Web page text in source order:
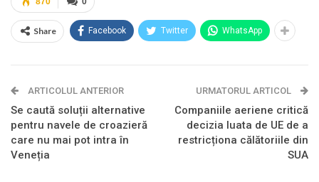
Share Facebook Twitter WhatsApp
ARTICOLUL ANTERIOR
Se caută soluții alternative
pentru navele de croazieră
care nu mai pot intra în
Veneția
URMATORUL ARTICOL
Companiile aeriene critică
decizia luata de UE de a
restricționa călătoriile din
SUA